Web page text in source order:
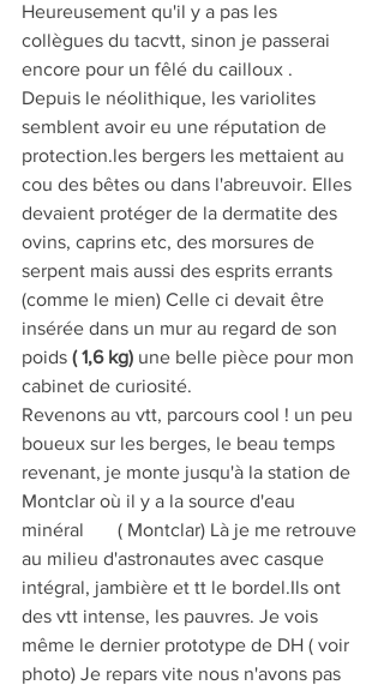
Heureusement qu'il y a pas les
collègues du tacvtt, sinon je passerai
encore pour un fêlé du cailloux .
Depuis le néolithique, les variolites
semblent avoir eu une réputation de
protection.les bergers les mettaient au
cou des bêtes ou dans l'abreuvoir. Elles
devaient protéger de la dermatite des
ovins, caprins etc, des morsures de
serpent mais aussi des esprits errants
(comme le mien) Celle ci devait être
insérée dans un mur au regard de son
poids ( 1,6 kg) une belle pièce pour mon
cabinet de curiosité.
Revenons au vtt, parcours cool ! un peu
boueux sur les berges, le beau temps
revenant, je monte jusqu'à la station de
Montclar où il y a la source d'eau
minéral       ( Montclar) Là je me retrouve
au milieu d'astronautes avec casque
intégral, jambière et tt le bordel.Ils ont
des vtt intense, les pauvres. Je vois
même le dernier prototype de DH ( voir
photo) Je repars vite nous n'avons pas